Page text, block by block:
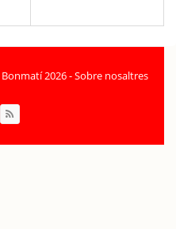
2026-Sobre nosaltres